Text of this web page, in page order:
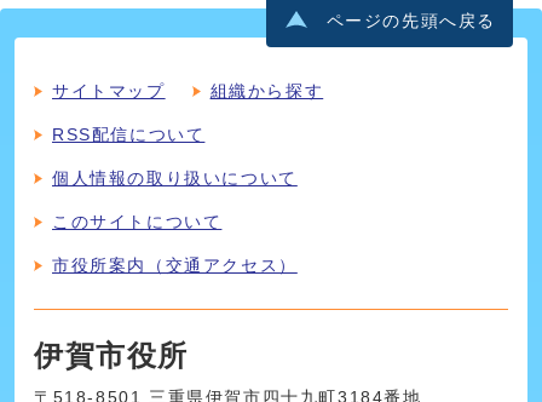
ページの先頭へ戻る
サイトマップ 組織から探す
RSS配信について
個人情報の取り扱いについて
このサイトについて
市役所案内（交通アクセス）
伊賀市役所
〒518-8501 三重県伊賀市四十九町3184番地